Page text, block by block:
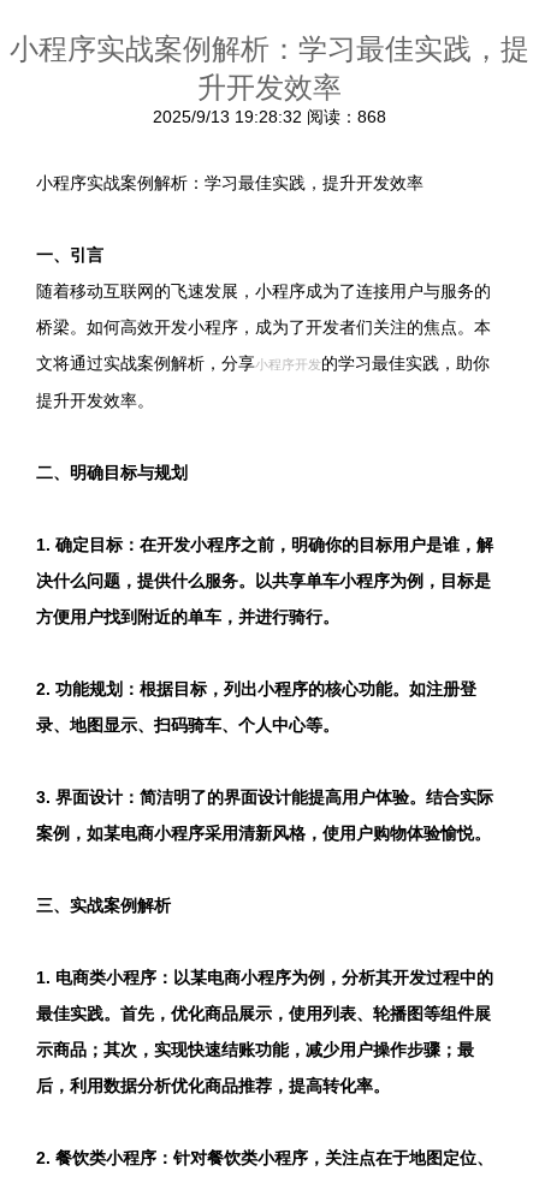
小程序实战案例解析：学习最佳实践，提
升开发效率
2025/9/13 19:28:32 阅读：868
小程序实战案例解析：学习最佳实践，提升开发效率
一、引言
随着移动互联网的飞速发展，小程序成为了连接用户与服务的
桥梁。如何高效开发小程序，成为了开发者们关注的焦点。本
文将通过实战案例解析，分享小程序开发的学习最佳实践，助你
提升开发效率。
二、明确目标与规划
1. 确定目标：在开发小程序之前，明确你的目标用户是谁，解
决什么问题，提供什么服务。以共享单车小程序为例，目标是
方便用户找到附近的单车，并进行骑行。
2. 功能规划：根据目标，列出小程序的核心功能。如注册登
录、地图显示、扫码骑车、个人中心等。
3. 界面设计：简洁明了的界面设计能提高用户体验。结合实际
案例，如某电商小程序采用清新风格，使用户购物体验愉悦。
三、实战案例解析
1. 电商类小程序：以某电商小程序为例，分析其开发过程中的
最佳实践。首先，优化商品展示，使用列表、轮播图等组件展
示商品；其次，实现快速结账功能，减少用户操作步骤；最
后，利用数据分析优化商品推荐，提高转化率。
2. 餐饮类小程序：针对餐饮类小程序，关注点在于地图定位、